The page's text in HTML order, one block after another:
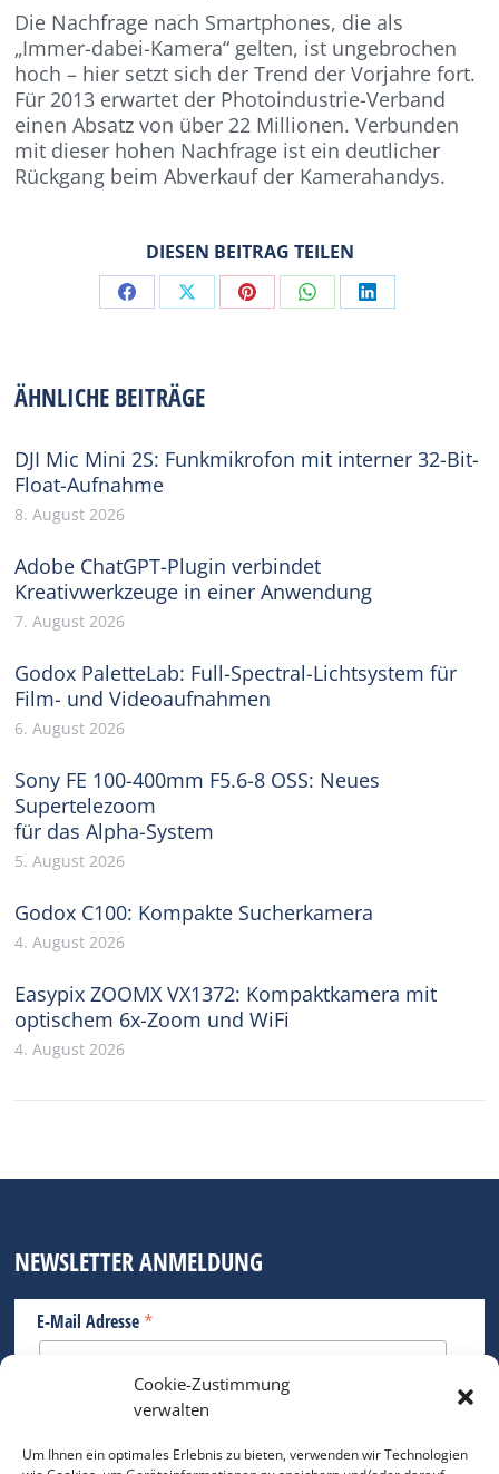
Cookie-Zustimmung
verwalten
Um Ihnen ein optimales Erlebnis zu bieten, verwenden wir Technologien
Die Nachfrage nach Smartphones, die als
„Immer-dabei-Kamera“ gelten, ist ungebrochen
hoch – hier setzt sich der Trend der Vorjahre fort.
Für 2013 erwartet der Photoindustrie-Verband
einen Absatz von über 22 Millionen. Verbunden
mit dieser hohen Nachfrage ist ein deutlicher
Rückgang beim Abverkauf der Kamerahandys.
DIESEN BEITRAG TEILEN
Share Share Share Share Share
ÄHNLICHE BEITRÄGE
DJI Mic Mini 2S: Funkmikrofon mit interner 32-Bit-
Float-Aufnahme
8. August 2026
Adobe ChatGPT-Plugin verbindet
Kreativwerkzeuge in einer Anwendung
7. August 2026
Godox PaletteLab: Full-Spectral-Lichtsystem für
Film- und Videoaufnahmen
6. August 2026
Sony FE 100-400mm F5.6-8 OSS: Neues
Supertelezoom
für das Alpha-System
5. August 2026
Godox C100: Kompakte Sucherkamera
4. August 2026
Easypix ZOOMX VX1372: Kompaktkamera mit
optischem 6x-Zoom und WiFi
4. August 2026
NEWSLETTER ANMELDUNG
E-Mail Adresse *
Bitte geben Sie Ihre E-Mail Adresse ein.
*